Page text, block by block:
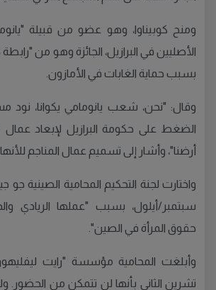
ومنح كوبيناوا، وهو عضو من قبيلة
الأصليين في البرازيل، الجائزة وهو من
بسبب حماية الغابات في الأمازون.
وقال: "نحن، شعب يانومامي يكوانا،
الضغط على حكومة البرازيل لإبعاد
أرضنا"، وأشار إلى تسميم عمال المناجم
سبتمبر/أيلول، بسبب "عملها الريادي
حقوق المرأة في الصين".
وأبلغت المحامية مؤسسة "رايت
تشرين الثاني بأنها لن تتمكن من الحضور.